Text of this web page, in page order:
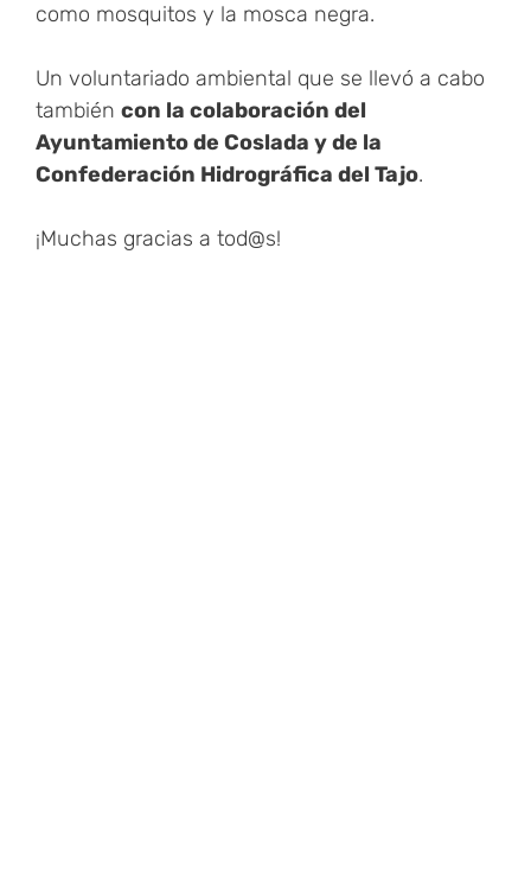
como mosquitos y la mosca negra.
Un voluntariado ambiental que se llevó a cabo
también con la colaboración del
Ayuntamiento de Coslada y de la
Confederación Hidrográfica del Tajo.
¡Muchas gracias a tod@s!